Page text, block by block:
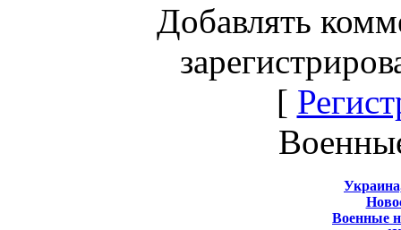
Добавлять
[
Военные